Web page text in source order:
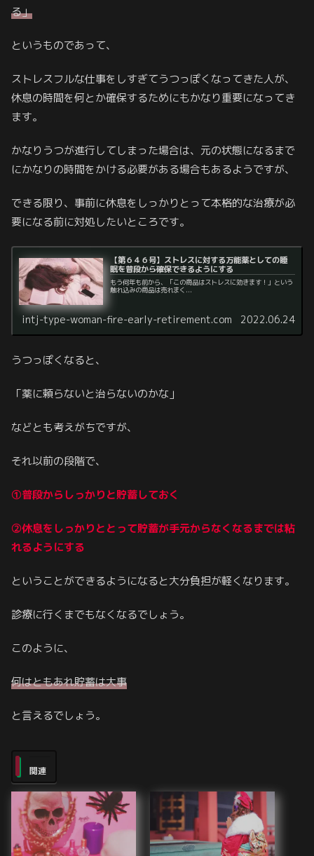
る」
というものであって、
ストレスフルな仕事をしすぎてうつっぽくなってきた人が、
休息の時間を何とか確保するためにもかなり重要になってき
ます。
かなりうつが進行してしまった場合は、元の状態になるまで
にかなりの時間をかける必要がある場合もあるようですが、
できる限り、事前に休息をしっかりとって本格的な治療が必
要になる前に対処したいところです。
【第６４６号】ストレスに対する万能薬としての睡
眠を普段から確保できるようにする
もう何年も前から、「この商品はストレスに効きます！」という
触れ込みの商品は売れまく...
intj-type-woman-fire-early-retirement.com 2022.06.24
うつっぽくなると、
「薬に頼らないと治らないのかな」
などとも考えがちですが、
それ以前の段階で、
①普段からしっかりと貯蓄しておく
②休息をしっかりととって貯蓄が手元からなくなるまでは粘
れるようにする
ということができるようになると大分負担が軽くなります。
診療に行くまでもなくなるでしょう。
このように、
何はともあれ貯蓄は大事
と言えるでしょう。
関連